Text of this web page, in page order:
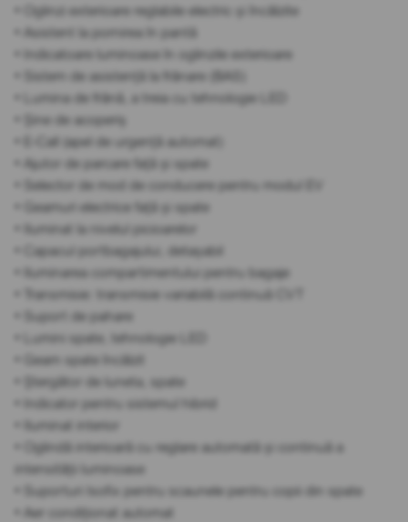
• Oglinzi exterioare reglabile electric și încălzite
• Asistent la pornirea în pantă
• Indicatoare luminoase în oglinzile exterioare
• Sistem de asistență la frânare (BAS)
• Lumina de frână, a treia cu tehnologie LED
• Șine de acoperiș
• E-Call (apel de urgență automat)
• Ajutor de parcare față și spate
• Selector de mod de conducere pentru modul EV
• Geamuri electrice față și spate
• Iluminat la nivelul picioarelor
• Capacul portbagajului, detașabil
• Iluminarea compartimentului pentru bagaje
• Transmisie: transmisie variabilă continuă CVT
• Suport de pahare
• Lumini spate, tehnologie LED
• Geam spate încălzit
• Ștergător de luneta, spate
• Indicator pentru sistemul hibrid
• Iluminat interior
• Oglindă interioară cu reglare automată și continuă a
intensității luminoase
• Suporturi Isofix pentru scaunele pentru copii din spate
• Aer condiționat automat